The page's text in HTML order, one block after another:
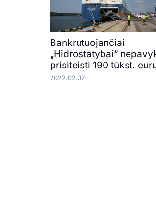
Bankrutuojančiai
„Hidrostatybai“
prisiteisti 190 tūkst.
2022.02.07